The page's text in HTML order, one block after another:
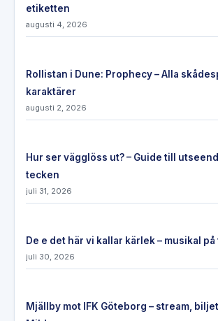
etiketten
augusti 4, 2026
Rollistan i Dune: Prophecy – Alla
karaktärer
augusti 2, 2026
Hur ser vägglöss ut? – Guide till
tecken
juli 31, 2026
De e det här vi kallar kärlek – musikal
juli 30, 2026
Mjällby mot IFK Göteborg – stream,